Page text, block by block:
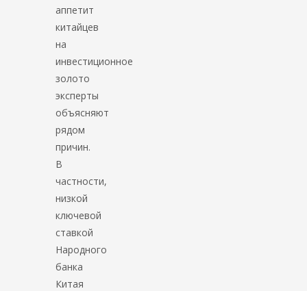
аппетит
китайцев
на
инвестиционное
золото
эксперты
объясняют
рядом
причин.
В
частности,
низкой
ключевой
ставкой
Народного
банка
Китая